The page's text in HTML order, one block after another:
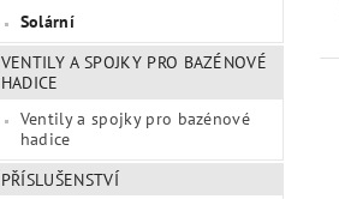
Solární
VENTILY A SPOJKY PRO BAZÉNOVÉ
HADICE
Ventily a spojky pro bazénové
hadice
PŘÍSLUŠENSTVÍ